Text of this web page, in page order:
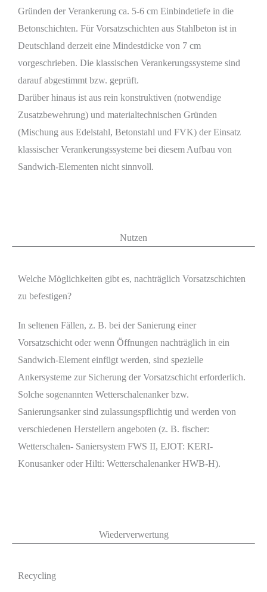
Gründen der Verankerung ca. 5-6 cm Einbindetiefe in die
Betonschichten. Für Vorsatzschichten aus Stahlbeton ist in
Deutschland derzeit eine Mindestdicke von 7 cm
vorgeschrieben. Die klassischen Verankerungssysteme sind
darauf abgestimmt bzw. geprüft.
Darüber hinaus ist aus rein konstruktiven (notwendige
Zusatzbewehrung) und materialtechnischen Gründen
(Mischung aus Edelstahl, Betonstahl und FVK) der Einsatz
klassischer Verankerungssysteme bei diesem Aufbau von
Sandwich-Elementen nicht sinnvoll.
Nutzen
Welche Möglichkeiten gibt es, nachträglich Vorsatzschichten
zu befestigen?
In seltenen Fällen, z. B. bei der Sanierung einer
Vorsatzschicht oder wenn Öffnungen nachträglich in ein
Sandwich-Element einfügt werden, sind spezielle
Ankersysteme zur Sicherung der Vorsatzschicht erforderlich.
Solche sogenannten Wetterschalenanker bzw.
Sanierungsanker sind zulassungspflichtig und werden von
verschiedenen Herstellern angeboten (z. B. fischer:
Wetterschalen- Saniersystem FWS II, EJOT: KERI-
Konusanker oder Hilti: Wetterschalenanker HWB-H).
Wiederverwertung
Recycling